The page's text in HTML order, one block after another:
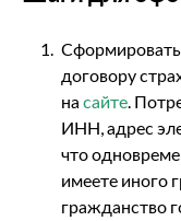
Сформировать
договору
на сайте.
ИНН, адрес
что
имеете иного
гражданство